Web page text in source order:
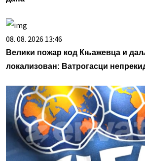
08. 08. 2026 13:46
Велики пожар код Књажевца и
локализован: Ватрогасци